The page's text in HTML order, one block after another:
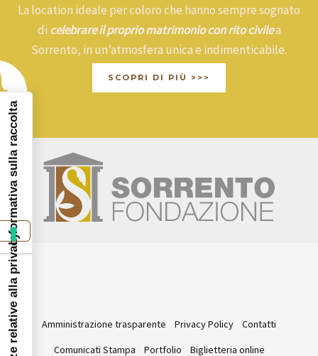
La location ideale per coloro che hanno sempre sognato
di celebrare il proprio matrimonio con rito civilea
Sorrento, in un’atmosfera unica e indimenticabile.
SCOPRI DI PIÙ >>>
Amministrazione trasparente Privacy Policy
Contatti
Comunicati Stampa
Portfolio Biglietteria online
Informativa sulla raccolta